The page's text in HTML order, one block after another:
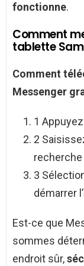
fonctionne.
Comment
tablette
Comment
Messenger
1
2
recherche
3
démarrer
Est-ce que
sommes
endroit sûr,